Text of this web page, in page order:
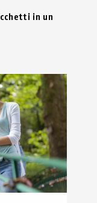
in un